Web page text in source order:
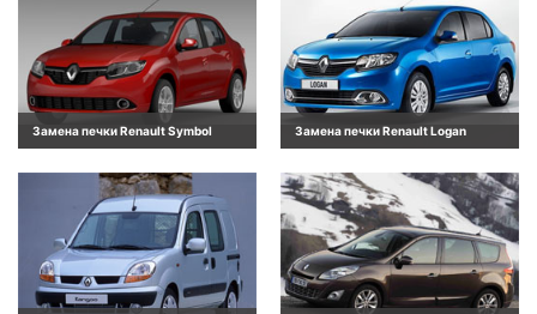
Замена печки Renault Symbol Замена печки Renault Logan